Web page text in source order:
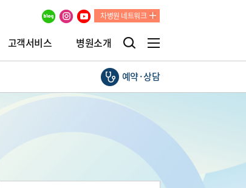
차병원 네트워크
고객서비스 병원소개
예약·상담